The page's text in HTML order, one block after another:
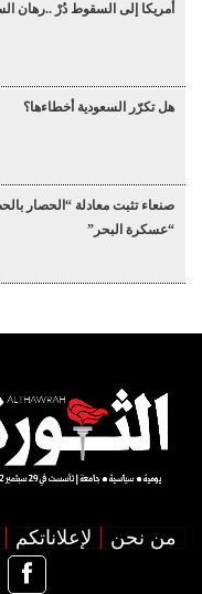
أمريكا إلى السقوط دُرْ ..رهان
هل تكرّر السعودية أخطاءها؟
صنعاء تثبت معادلة “الحصار
“عسكرة البحر”
من نحن لإعلاناتكم